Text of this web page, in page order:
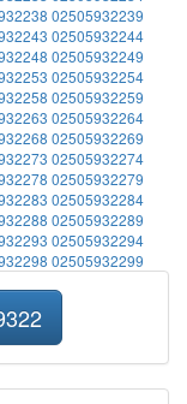
02505932239
02505932244
02505932249
02505932254
02505932259
02505932264
02505932269
02505932274
02505932279
02505932284
02505932289
02505932294
02505932299